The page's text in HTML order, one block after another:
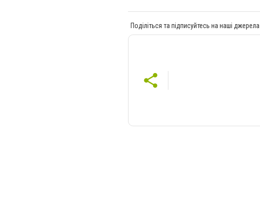
Поділіться та підписуйтесь на наші джерела